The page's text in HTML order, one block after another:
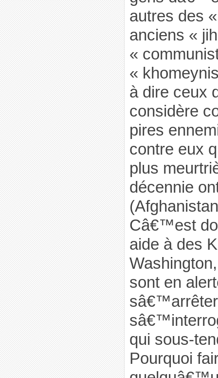
autres des
anciens «
«
«
à dire ceux
considère
pires
contre eux
plus
décennie
Câ€™est
aide à des
sont en
qui sous-
Pourquoi